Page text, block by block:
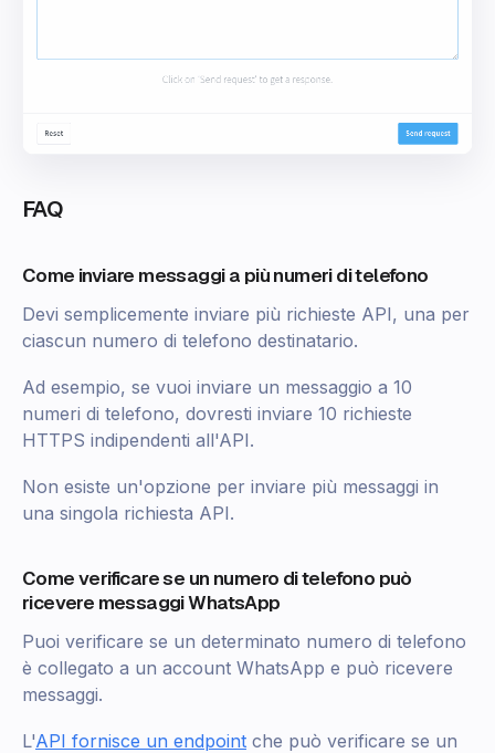
FAQ
Come inviare messaggi a più numeri di telefono
Devi semplicemente inviare più richieste API, una per
ciascun numero di telefono destinatario.
Ad esempio, se vuoi inviare un messaggio a 10
numeri di telefono, dovresti inviare 10 richieste
HTTPS indipendenti all'API.
Non esiste un'opzione per inviare più messaggi in
una singola richiesta API.
Come verificare se un numero di telefono può
ricevere messaggi WhatsApp
Puoi verificare se un determinato numero di telefono
è collegato a un account WhatsApp e può ricevere
messaggi.
L'API fornisce un endpoint che può verificare se un